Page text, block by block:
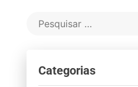
Categorias